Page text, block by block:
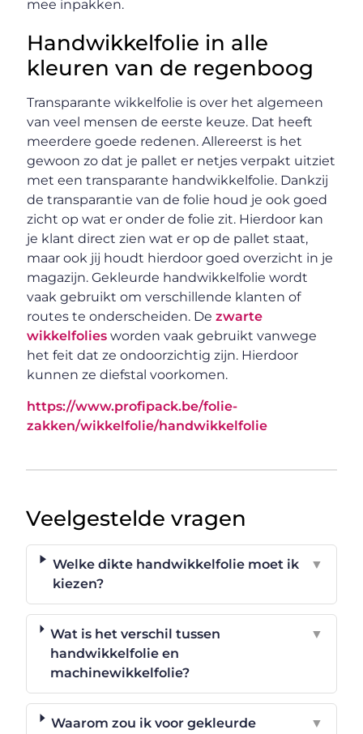
mee inpakken.
Handwikkelfolie in alle
kleuren van de regenboog
Transparante wikkelfolie is over het algemeen
van veel mensen de eerste keuze. Dat heeft
meerdere goede redenen. Allereerst is het
gewoon zo dat je pallet er netjes verpakt uitziet
met een transparante handwikkelfolie. Dankzij
de transparantie van de folie houd je ook goed
zicht op wat er onder de folie zit. Hierdoor kan
je klant direct zien wat er op de pallet staat,
maar ook jij houdt hierdoor goed overzicht in je
magazijn. Gekleurde handwikkelfolie wordt
vaak gebruikt om verschillende klanten of
routes te onderscheiden. Dezwarte
wikkelfolies worden vaak gebruikt vanwege
het feit dat ze ondoorzichtig zijn. Hierdoor
kunnen ze diefstal voorkomen.
https://www.profipack.be/folie-
zakken/wikkelfolie/handwikkelfolie
Veelgestelde vragen
Welke dikte handwikkelfolie moet ik
kiezen?
▼
Wat is het verschil tussen
handwikkelfolie en
machinewikkelfolie?
▼
Waarom zou ik voor gekleurde ▼